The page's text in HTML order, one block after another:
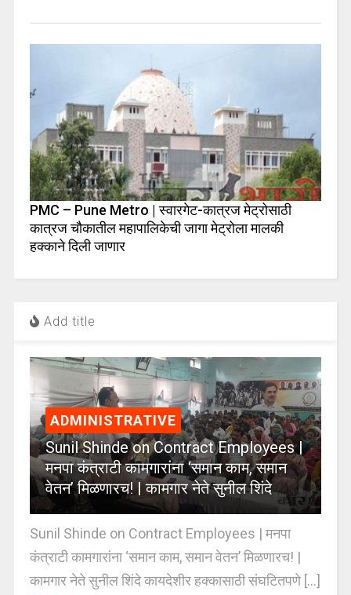
PMC – Pune Metro | स्वारगेट-कात्रज मेट्रोसाठी
कात्रज चौकातील महापालिकेची जागा मेट्रोला मालकी
हक्काने दिली जाणार
Add title
ADMINISTRATIVE
Sunil Shinde on Contract Employees |
मनपा कंत्राटी कामगारांना ‘समान काम, समान
वेतन’ मिळणारच! | कामगार नेते सुनील शिंदे
Sunil Shinde on Contract Employees | मनपा
कंत्राटी कामगारांना ‘समान काम, समान वेतन’ मिळणारच! |
कामगार नेते सुनील शिंदे कायदेशीर हक्कासाठी संघटितपणे [...]